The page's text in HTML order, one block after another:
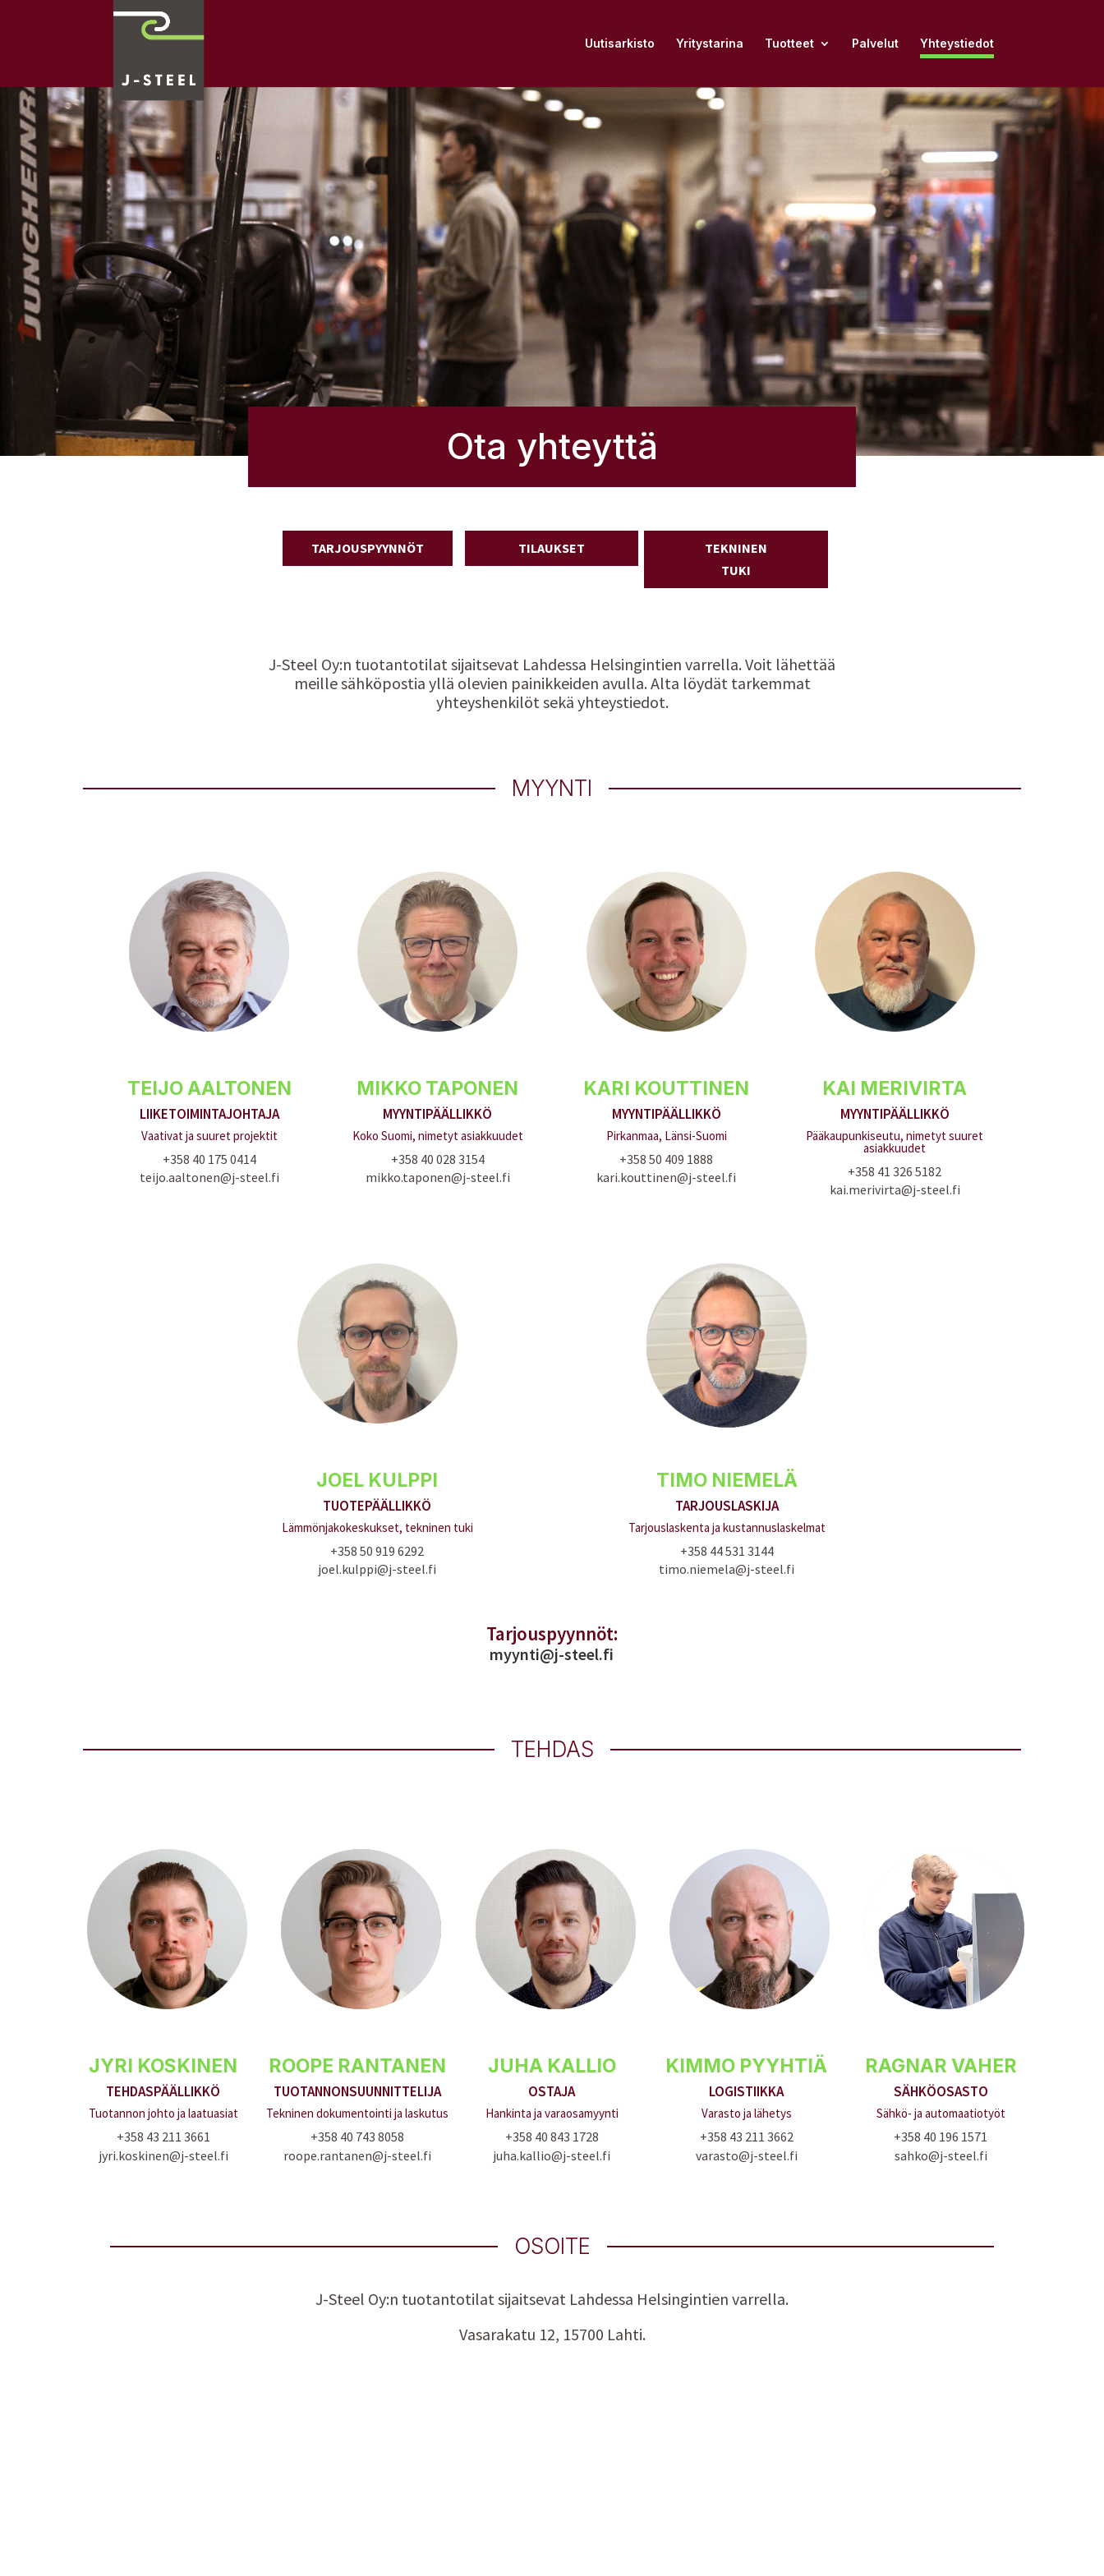
Uutisarkisto Yritystarina Tuotteet Palvelut Yhteystiedot
Ota yhteyttä
TARJOUSPYYNNÖT TILAUKSET
TEKNINEN
TUKI
J-Steel Oy:n tuotantotilat sijaitsevat Lahdessa Helsingintien varrella. Voit lähettää
meille sähköpostia yllä olevien painikkeiden avulla. Alta löydät tarkemmat
yhteyshenkilöt sekä yhteystiedot.
MYYNTI
TEIJO AALTONEN
LIIKETOIMINTAJOHTAJA
Vaativat ja suuret projektit
+358 40 175 0414
teijo.aaltonen@j-steel.fi
MIKKO TAPONEN
MYYNTIPÄÄLLIKKÖ
Koko Suomi, nimetyt asiakkuudet
+358 40 028 3154
mikko.taponen@j-steel.fi
KARI KOUTTINEN
MYYNTIPÄÄLLIKKÖ
Pirkanmaa, Länsi-Suomi
+358 50 409 1888
kari.kouttinen@j-steel.fi
KAI MERIVIRTA
MYYNTIPÄÄLLIKKÖ
Pääkaupunkiseutu, nimetyt suuret
asiakkuudet
+358 41 326 5182
kai.merivirta@j-steel.fi
JOEL KULPPI
TUOTEPÄÄLLIKKÖ
Lämmönjakokeskukset, tekninen tuki
+358 50 919 6292
joel.kulppi@j-steel.fi
TIMO NIEMELÄ
TARJOUSLASKIJA
Tarjouslaskenta ja kustannuslaskelmat
+358 44 531 3144
timo.niemela@j-steel.fi
Tarjouspyynnöt:
myynti@j-steel.fi
TEHDAS
JYRI KOSKINEN
TEHDASPÄÄLLIKKÖ
Tuotannon johto ja laatuasiat
+358 43 211 3661
jyri.koskinen@j-steel.fi
ROOPE RANTANEN
TUOTANNONSUUNNITTELIJA
Tekninen dokumentointi ja laskutus
+358 40 743 8058
roope.rantanen@j-steel.fi
JUHA KALLIO
OSTAJA
Hankinta ja varaosamyynti
+358 40 843 1728
juha.kallio@j-steel.fi
KIMMO PYYHTIÄ
LOGISTIIKKA
Varasto ja lähetys
+358 43 211 3662
varasto@j-steel.fi
RAGNAR VAHER
SÄHKÖOSASTO
Sähkö- ja automaatiotyöt
+358 40 196 1571
sahko@j-steel.fi
OSOITE
J-Steel Oy:n tuotantotilat sijaitsevat Lahdessa Helsingintien varrella.
Vasarakatu 12, 15700 Lahti.